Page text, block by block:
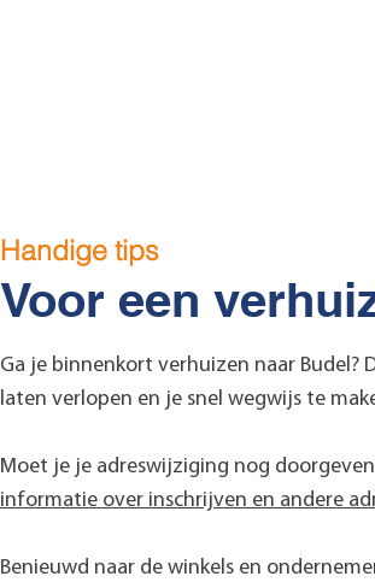
Handige tips
Voor een
Ga je binnenkort verhuizen naar
laten verlopen en je snel wegwijs te
Moet je je adreswijziging nog
informatie over inschrijven en andere
Benieuwd naar de winkels en